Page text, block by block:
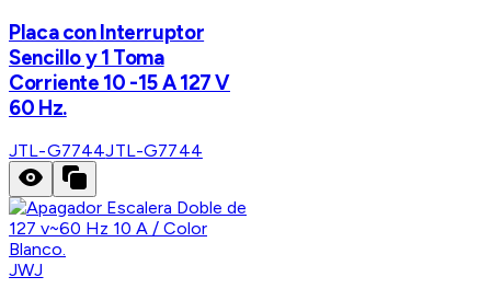
Placa con Interruptor
Sencillo y 1 Toma
Corriente 10 -15 A 127 V
60 Hz.
JTL-G7744JTL-G7744
JWJ